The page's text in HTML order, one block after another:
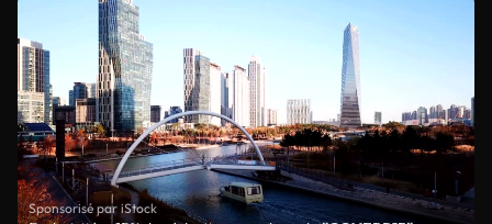
Sponsorisé par iStock